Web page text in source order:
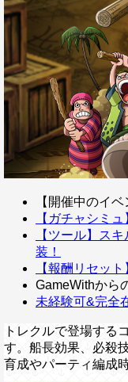
【開催中のイ
【ガチャシミ
【ツール】ス
装！
【報酬リセッ
GameWithから
未経験可&完全
トレクルで登場す
す。船長効果、必殺
育成やパーティ編成